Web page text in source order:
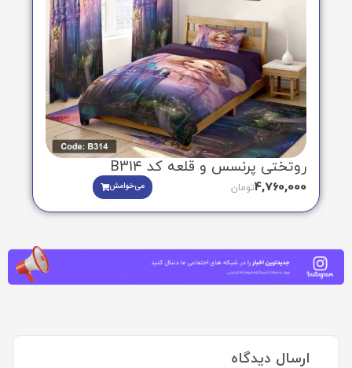
روتختی پرنسس و قلعه کد B314
4,760,000تومان می‌خوامش
ارسال دیدگاه